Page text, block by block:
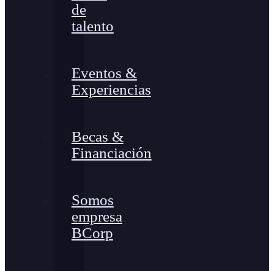
de
talento
Eventos &
Experiencias
Becas &
Financiación
Somos
empresa
BCorp